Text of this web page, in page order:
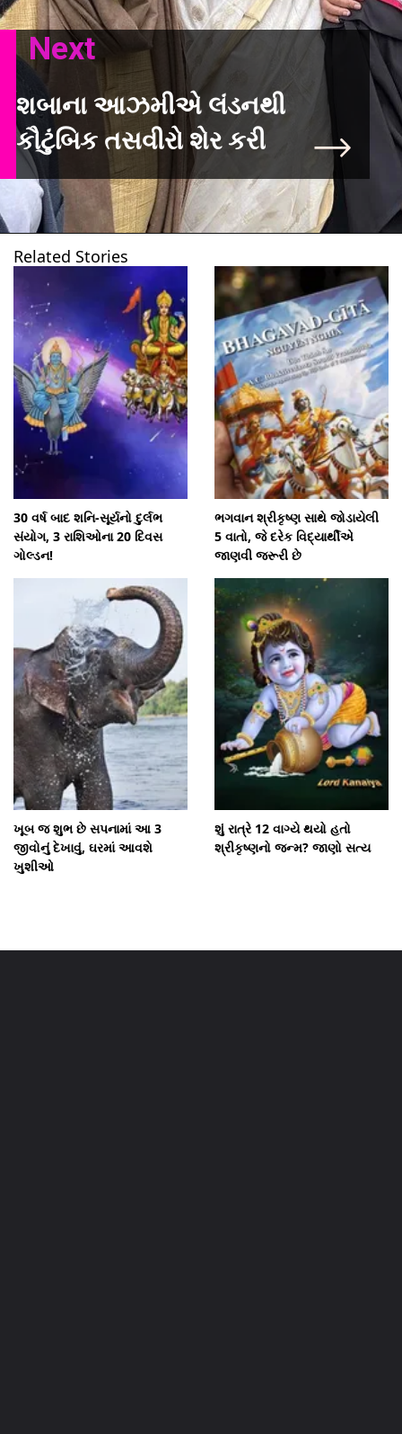
શબાના આઝમીએ લંડનથી
કૌટુંબિક તસવીરો શેર કરી
Next
Related Stories
30 વર્ષ બાદ શનિ-સૂર્યનો દુર્લભ
સંયોગ, 3 રાશિઓના 20 દિવસ
ગોલ્ડન!
ભગવાન શ્રીકૃષ્ણ સાથે જોડાયેલી
5 વાતો, જે દરેક વિદ્યાર્થીએ
જાણવી જરૂરી છે
ખૂબ જ શુભ છે સપનામાં આ 3
જીવોનું દેખાવું, ઘરમાં આવશે
ખુશીઓ
શું રાત્રે 12 વાગ્યે થયો હતો
શ્રીકૃષ્ણનો જન્મ? જાણો સત્ય